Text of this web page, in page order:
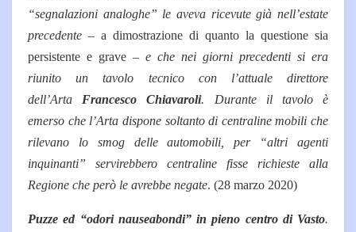
“segnalazioni analoghe” le aveva ricevute già nell’estate
precedente – a dimostrazione di quanto la questione sia
persistente e grave – e che nei giorni precedenti si era
riunito un tavolo tecnico con l’attuale direttore
dell’Arta Francesco Chiavaroli. Durante il tavolo è
emerso che l’Arta dispone soltanto di centraline mobili che
rilevano lo smog delle automobili, per “altri agenti
inquinanti” servirebbero centraline fisse richieste alla
Regione che però le avrebbe negate. (28 marzo 2020)
Puzze ed “odori nauseabondi” in pieno centro di Vasto.